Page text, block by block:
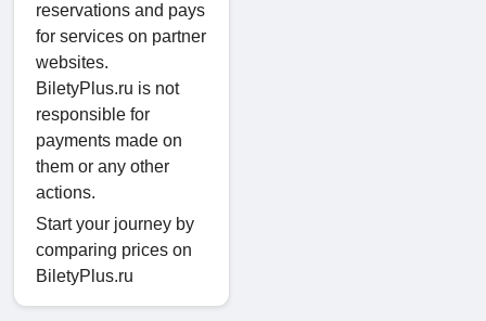
reservations and pays
for services on partner
websites.
BiletyPlus.ru is not
responsible for
payments made on
them or any other
actions.
Start your journey by
comparing prices on
BiletyPlus.ru